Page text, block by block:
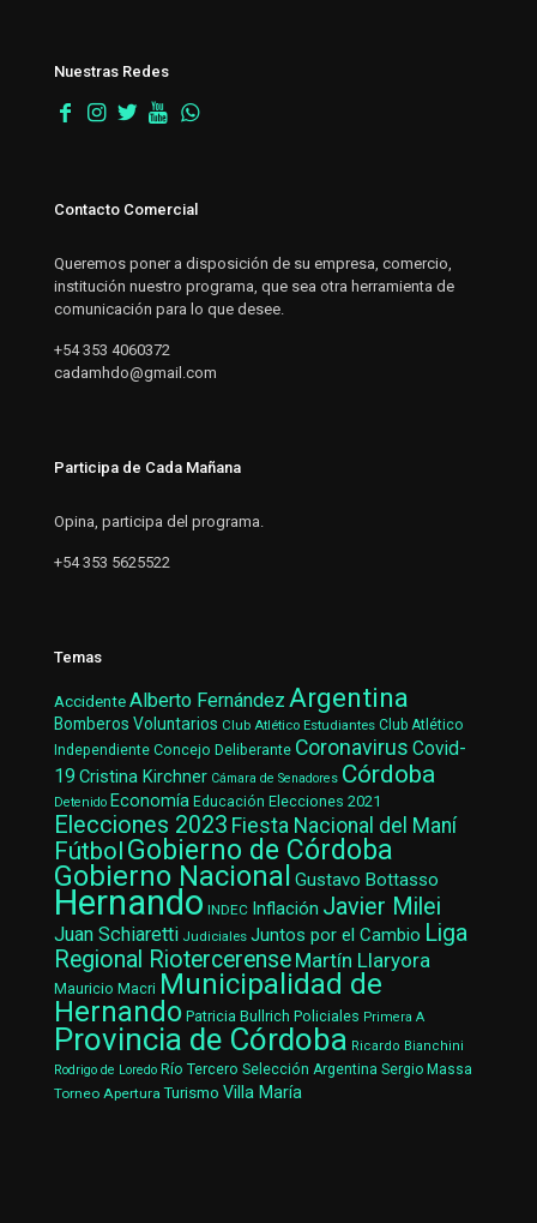
Nuestras Redes
Contacto Comercial
Queremos poner a disposición de su empresa, comercio,
institución nuestro programa, que sea otra herramienta de
comunicación para lo que desee.
+54 353 4060372
cadamhdo@gmail.com
Participa de Cada Mañana
Opina, participa del programa.
+54 353 5625522
Temas
AccidenteAlberto Fernández Argentina
Bomberos Voluntarios Club Atlético Estudiantes Club Atlético
Independiente Concejo Deliberante Coronavirus Covid-
19 Cristina Kirchner Cámara de Senadores Córdoba
Detenido Economía Educación Elecciones 2021
Elecciones 2023 Fiesta Nacional del Maní
Fútbol Gobierno de Córdoba
Gobierno Nacional Gustavo Bottasso
Hernando INDEC Inflación Javier Milei
Juan Schiaretti Judiciales Juntos por el Cambio Liga
Regional Riotercerense Martín Llaryora
Mauricio Macri Municipalidad de
Hernando Patricia Bullrich Policiales Primera A
Provincia de Córdoba Ricardo Bianchini
Rodrigo de Loredo Río Tercero Selección Argentina Sergio Massa
Torneo Apertura Turismo Villa María